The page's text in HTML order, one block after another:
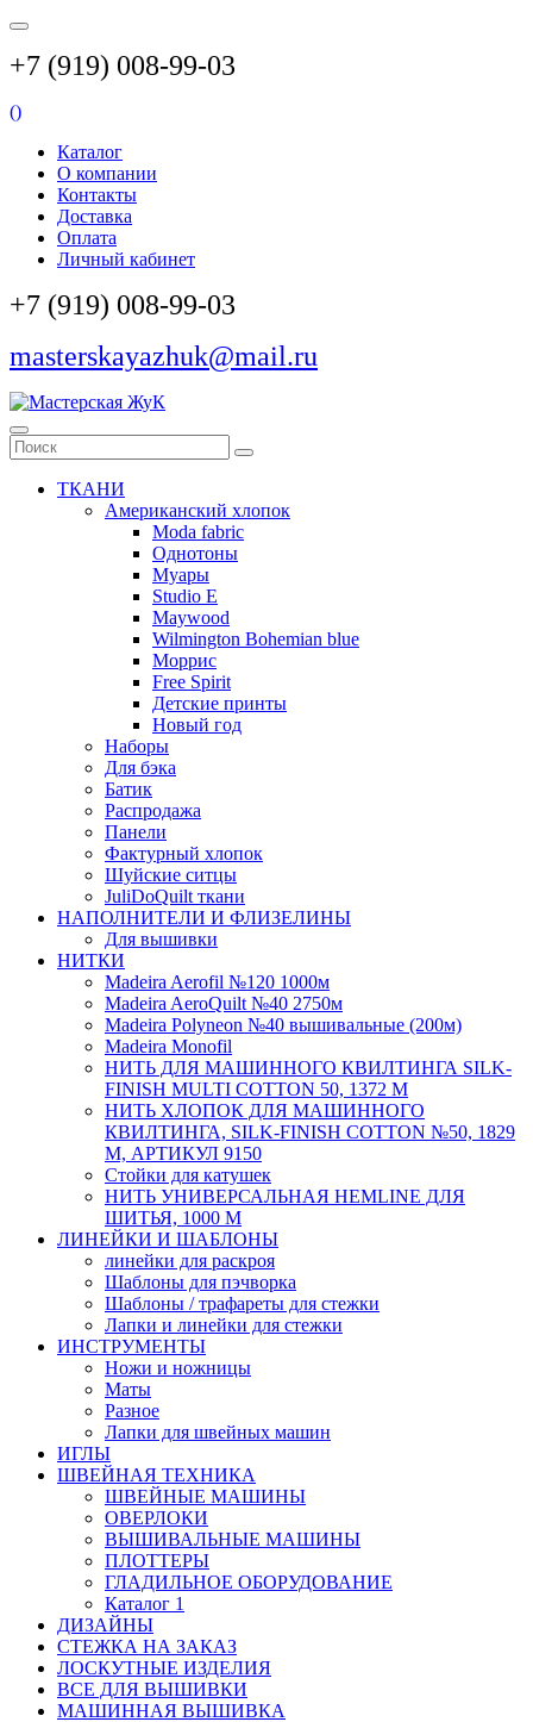
+7 (919) 008-99-03
()
Каталог
О компании
Контакты
Доставка
Оплата
Личный кабинет
+7 (919) 008-99-03
masterskayazhuk@mail.ru
ТКАНИ
Американский хлопок
Moda fabric
Однотоны
Муары
Studio E
Maywood
Wilmington Bohemian blue
Моррис
Free Spirit
Детские принты
Новый год
Наборы
Для бэка
Батик
Распродажа
Панели
Фактурный хлопок
Шуйские ситцы
JuliDoQuilt ткани
НАПОЛНИТЕЛИ И ФЛИЗЕЛИНЫ
Для вышивки
НИТКИ
Madeira Aerofil №120 1000м
Madeira AeroQuilt №40 2750м
Madeira Polyneon №40 вышивальные (200м)
Мadeira Monofil
НИТЬ ДЛЯ МАШИННОГО КВИЛТИНГА SILK-
FINISH MULTI COTTON 50, 1372 М
НИТЬ ХЛОПОК ДЛЯ МАШИННОГО
КВИЛТИНГА, SILK-FINISH COTTON №50, 1829
М, АРТИКУЛ 9150
Стойки для катушек
НИТЬ УНИВЕРСАЛЬНАЯ HEMLINE ДЛЯ
ШИТЬЯ, 1000 М
ЛИНЕЙКИ И ШАБЛОНЫ
линейки для раскроя
Шаблоны для пэчворка
Шаблоны / трафареты для стежки
Лапки и линейки для стежки
ИНСТРУМЕНТЫ
Ножи и ножницы
Маты
Разное
Лапки для швейных машин
ИГЛЫ
ШВЕЙНАЯ ТЕХНИКА
ШВЕЙНЫЕ МАШИНЫ
ОВЕРЛОКИ
ВЫШИВАЛЬНЫЕ МАШИНЫ
ПЛОТТЕРЫ
ГЛАДИЛЬНОЕ ОБОРУДОВАНИЕ
Каталог 1
ДИЗАЙНЫ
СТЕЖКА НА ЗАКАЗ
ЛОСКУТНЫЕ ИЗДЕЛИЯ
ВСЕ ДЛЯ ВЫШИВКИ
МАШИННАЯ ВЫШИВКА